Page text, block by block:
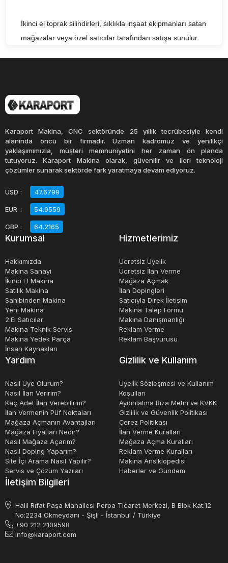
İkinci el toprak silindirleri, sıklıkla inşaat ekipmanları satan
mağazalar veya özel satıcılar tarafından satışa sunulur.
geçmişi, çalışma saati ve bakım geçmişi gibi konulara
dikkat edilmelidir.
İkinci el toprak silindiri satın alırken, aracın kullanım
amacı, motor gücü, silindir çapı ve ağırlığı gibi faktörler
göz önünde bulundurulmalıdır. İhtiyaca en uygun toprak
ekonomik bir şekilde gerçekleştirilebilir.Sonuç olarak,
toprak silindirleri, inşaat sektöründe sık kullanılan önemli
ekipmanlardır.
Karaport Makina, CNC sektöründe 25 yıllık tecrübesiyle kendi
alanında öncü bir firmadır. Uzman kadromuz ve yenilikçi
yaklaşımımızla, müşteri memnuniyetini her zaman ön planda
tutuyoruz. Karaport Makina olarak, güvenilir ve ileri teknoloji
çözümler sunarak sektörde fark yaratmaya devam ediyoruz.
USD : 47.6799
EUR : 54.9559
GBP : 64.2165
Kurumsal
Hakkımızda
Makina Sanayi
İkinci El Makina
Satılık Makina
Sahibinden Makina
Yeni Makina
2.El Satıcılar
Makina Teknik Servis
Makina Yedek Parça
İnsan Kaynakları
Hizmetlerimiz
Ücretsiz Üyelik
Ücretsiz İlan Verme
Mağaza Açmak
İlan Dopingleri
Satıcıyla Direk İletişim
Makina Talep Formu
Makina Danışmanlığı
Reklam Verme
Reklam Başvurusu
Yardım
Nasıl Üye Olurum?
Nasıl İlan Veririm?
Kaç Adet İlan Verebilirim?
İlan Vermenin Püf Noktaları
Mağaza Açmanın Avantajları
Mağaza Fiyatları Nedir?
Nasıl Mağaza Açarım?
Nasıl Doping Yaparım?
Site İçi Arama Nasıl Yapılır?
Servis ve Çözüm Yazıları
Gizlilik ve Kullanım
Üyelik Sözleşmesi ve Kullanım
Koşulları
Aydınlatma Rıza Metni ve KVKK
Gizlilik ve Güvenlik Politikası
Çerez Politikası
İlan Verme Kuralları
Mağaza Açma Kuralları
Reklam Verme Kuralları
Makina Ansiklopedisi
Haberler ve Gündem
İletişim Bilgileri
Halil Rıfat Paşa Mahallesi Perpa Ticaret Merkezi, B Blok Kat:12
No:2234 Okmeydanı - Şişli - İstanbul / Türkiye
+90 212 2109598
info@karaport.com